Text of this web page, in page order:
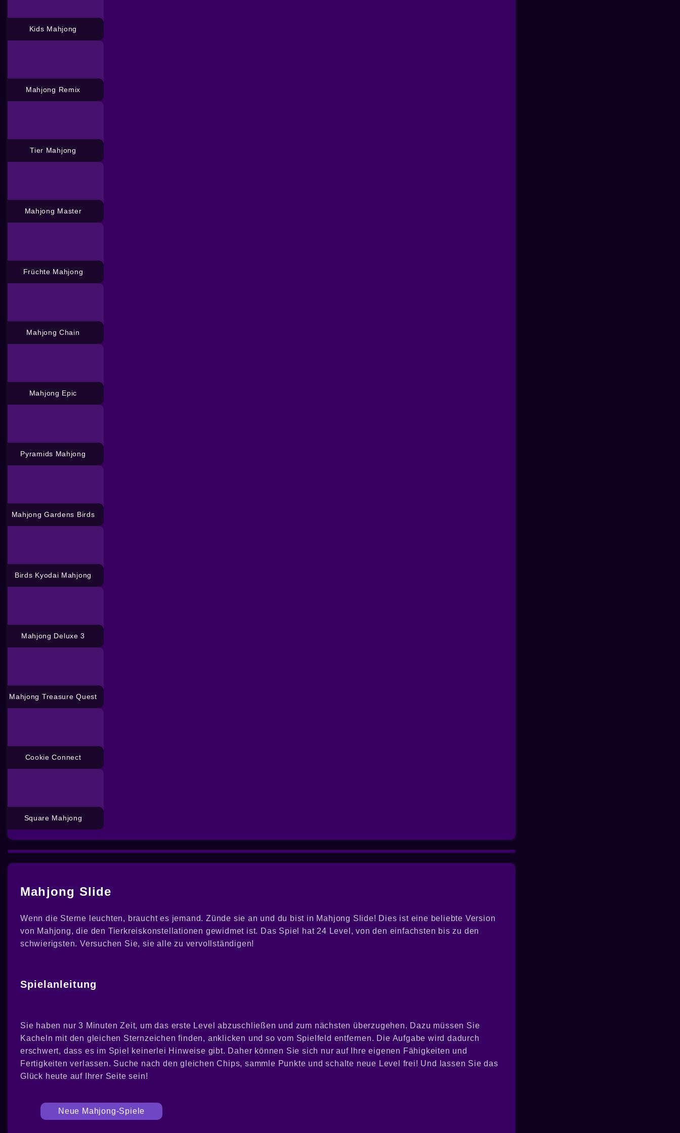
Kids Mahjong
Mahjong Remix
Tier Mahjong
Mahjong Master
Früchte Mahjong
Mahjong Chain
Mahjong Epic
Pyramids Mahjong
Mahjong Gardens Birds
Birds Kyodai Mahjong
Mahjong Deluxe 3
Mahjong Treasure Quest
Cookie Connect
Square Mahjong
Mahjong Slide
Wenn die Sterne leuchten, braucht es jemand. Zünde sie an und du bist in Mahjong Slide! Dies ist eine beliebte Version
von Mahjong, die den Tierkreiskonstellationen gewidmet ist. Das Spiel hat 24 Level, von den einfachsten bis zu den
schwierigsten. Versuchen Sie, sie alle zu vervollständigen!
Spielanleitung
Sie haben nur 3 Minuten Zeit, um das erste Level abzuschließen und zum nächsten überzugehen. Dazu müssen Sie
Kacheln mit den gleichen Sternzeichen finden, anklicken und so vom Spielfeld entfernen. Die Aufgabe wird dadurch
erschwert, dass es im Spiel keinerlei Hinweise gibt. Daher können Sie sich nur auf Ihre eigenen Fähigkeiten und
Fertigkeiten verlassen. Suche nach den gleichen Chips, sammle Punkte und schalte neue Level frei! Und lassen Sie das
Glück heute auf Ihrer Seite sein!
Neue Mahjong-Spiele